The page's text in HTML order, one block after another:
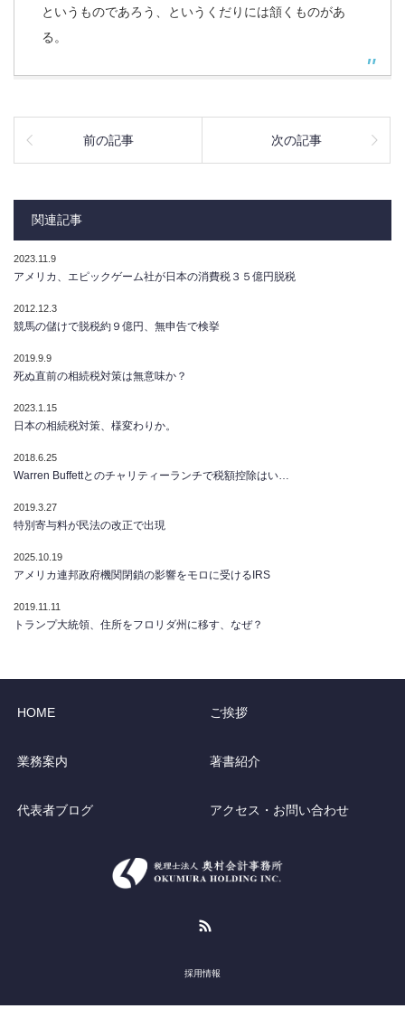
というものであろう、というくだりには頷くものがあ
る。
前の記事 次の記事
関連記事
2023.11.9
アメリカ、エピックゲーム社が日本の消費税３５億円脱税
2012.12.3
競馬の儲けで脱税約９億円、無申告で検挙
2019.9.9
死ぬ直前の相続税対策は無意味か？
2023.1.15
日本の相続税対策、様変わりか。
2018.6.25
Warren Buffettとのチャリティーランチで税額控除はい…
2019.3.27
特別寄与料が民法の改正で出現
2025.10.19
アメリカ連邦政府機関閉鎖の影響をモロに受けるIRS
2019.11.11
トランプ大統領、住所をフロリダ州に移す、なぜ？
HOME ご挨拶
業務案内 著書紹介
代表者ブログ アクセス・お問い合わせ
採用情報